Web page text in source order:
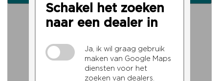
Schakel het zoeken
naar een dealer in
Ja, ik wil graag gebruik
maken van Google Maps
diensten voor het
zoeken van dealers.